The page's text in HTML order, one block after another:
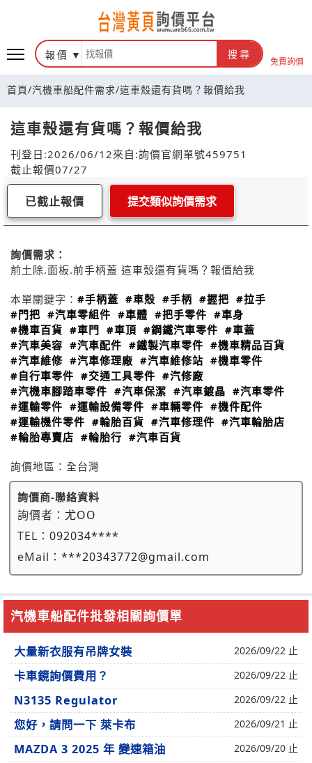
報價 搜尋
免費詢價
首頁/汽機車船配件需求/這車殼還有貨嗎？報價給我
這車殼還有貨嗎？報價給我
刊登日:2026/06/12來自:詢價官網單號459751
截止報價07/27
已截止報價 提交類似詢價需求
詢價需求：
前土除.面板.前手柄蓋 這車殼還有貨嗎？報價給我
本單關鍵字： #手柄蓋 #車殼 #手柄 #握把 #拉手
#門把 #汽車零組件 #車體 #把手零件 #車身
#機車百貨 #車門 #車頂 #鋼鐵汽車零件 #車蓋
#汽車美容 #汽車配件 #鐵製汽車零件 #機車精品百貨
#汽車維修 #汽車修理廠 #汽車維修站 #機車零件
#自行車零件 #交通工具零件 #汽修廠
#汽機車腳踏車零件 #汽車保潔 #汽車鍍晶 #汽車零件
#運輸零件 #運輸設備零件 #車輛零件 #機件配件
#運輸機件零件 #輪胎百貨 #汽車修理件 #汽車輪胎店
#輪胎專賣店 #輪胎行 #汽車百貨
詢價地區： 全台灣
詢價商-聯絡資料
詢價者： 尤OO
TEL： 092034****
eMail： ***20343772@gmail.com
汽機車船配件批發相關詢價單
大量新衣服有吊牌女裝 2026/09/22 止
卡車鏡詢價費用？ 2026/09/22 止
N3135 Regulator 2026/09/22 止
您好，請問一下 萊卡布 2026/09/21 止
MAZDA 3 2025 年 變速箱油 2026/09/20 止